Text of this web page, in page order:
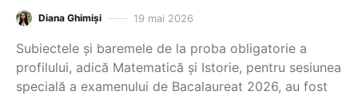
Diana Ghimiși 19 mai 2026
Subiectele și baremele de la proba obligatorie a
profilului, adică Matematică și Istorie, pentru sesiunea
specială a examenului de Bacalaureat 2026, au fost